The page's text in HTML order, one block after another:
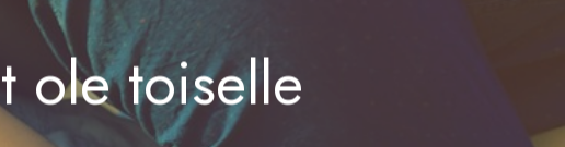
ole toiselle